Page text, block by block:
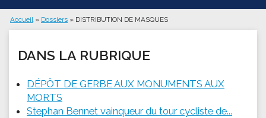
Vous êtes ici
Accueil » Dossiers » DISTRIBUTION DE MASQUES
DANS LA RUBRIQUE
DÉPÔT DE GERBE AUX MONUMENTS AUX
MORTS
Stephan Bennet vainqueur du tour cycliste de...